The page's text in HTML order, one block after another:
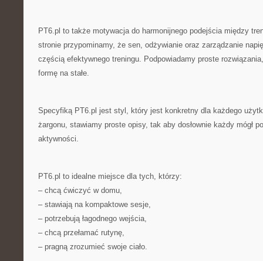
PT6.pl to także motywacja do harmonijnego podejścia między
stronie przypominamy, że sen, odżywianie oraz zarządzanie
częścią efektywnego treningu. Podpowiadamy proste
formę na stałe.
Specyfiką PT6.pl jest styl, który jest konkretny dla każdego
żargonu, stawiamy proste opisy, tak aby dosłownie każdy mógł
aktywności.
PT6.pl to idealne miejsce dla tych, którzy:
– chcą ćwiczyć w domu,
– stawiają na kompaktowe sesje,
– potrzebują łagodnego wejścia,
– chcą przełamać rutynę,
– pragną zrozumieć swoje ciało.